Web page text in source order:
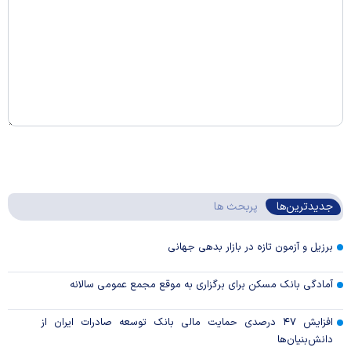
جدیدترین‌ها پربحث ها
برزیل و آزمون تازه در بازار بدهی جهانی
آمادگی بانک مسکن برای برگزاری به موقع مجمع عمومی سالانه
افزایش ۴۷ درصدی حمایت مالی بانک توسعه صادرات ایران از
دانش‌بنیان‌ها